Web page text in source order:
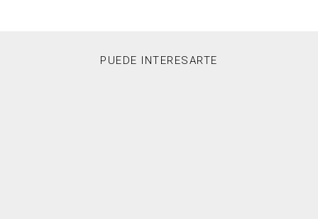
PUEDE INTERESARTE